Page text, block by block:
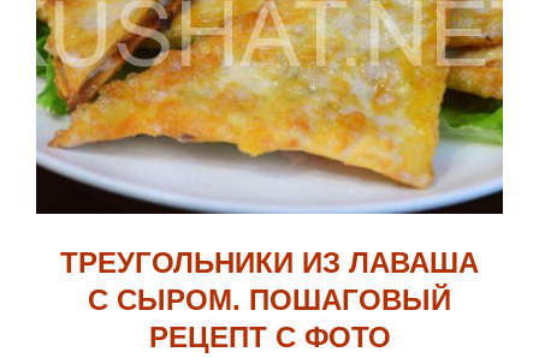
ТРЕУГОЛЬНИКИ ИЗ ЛАВАША
С СЫРОМ. ПОШАГОВЫЙ
РЕЦЕПТ С ФОТО